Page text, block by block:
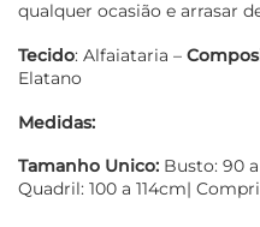
qualquer ocasião e arrasar
Tecido: Alfaiataria –
Elatano
Medidas:
Tamanho Unico: Busto: 90
Quadril: 100 a 114cm|